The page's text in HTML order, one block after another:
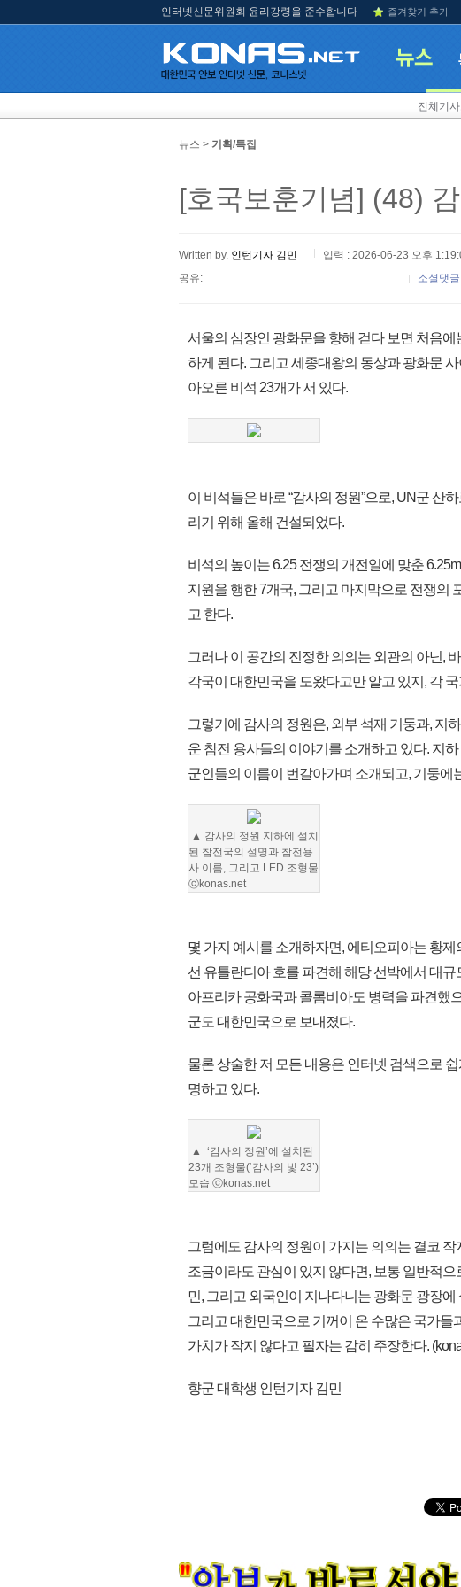
인터넷신문위원회 윤리강령을 준수합니다 즐겨찾기 추가
전체기사
뉴스 > 기획/특집
[호국보훈기념] (48)
Written by. 인턴기자 김민
입력 : 2026-06-23 오후
공유:
소셜댓글
서울의 심장인 광화문을 향해 걷다 보면 처음
하게 된다. 그리고 세종대왕의 동상과 광화문
아오른 비석 23개가 서 있다.
이 비석들은 바로 “감사의 정원”으로, UN군 산
리기 위해 올해 건설되었다.
비석의 높이는 6.25 전쟁의 개전일에 맞춘
지원을 행한 7개국, 그리고 마지막으로 전쟁의
고 한다.
그러나 이 공간의 진정한 의의는 외관의 아닌,
각국이 대한민국을 도왔다고만 알고 있지, 각
그렇기에 감사의 정원은, 외부 석재 기둥과, 지
운 참전 용사들의 이야기를 소개하고 있다. 지
군인들의 이름이 번갈아가며 소개되고, 기둥에
▲ 감사의 정원 지하에 설치
된 참전국의 설명과 참전용
사 이름, 그리고 LED 조형물
ⓒkonas.net
몇 가지 예시를 소개하자면, 에티오피아는 황
선 유틀란디아 호를 파견해 해당 선박에서 대
아프리카 공화국과 콜롬비아도 병력을 파견했
군도 대한민국으로 보내졌다.
물론 상술한 저 모든 내용은 인터넷 검색으로
명하고 있다.
▲ ‘감사의 정원’에 설치된
23개 조형물(‘감사의 빛 23’)
모습 ⓒkonas.net
그럼에도 감사의 정원이 가지는 의의는 결코
조금이라도 관심이 있지 않다면, 보통 일반적
민, 그리고 외국인이 지나다니는 광화문 광장
그리고 대한민국으로 기꺼이 온 수많은 국가들
가치가 작지 않다고 필자는 감히 주장한다.
향군 대학생 인턴기자 김민